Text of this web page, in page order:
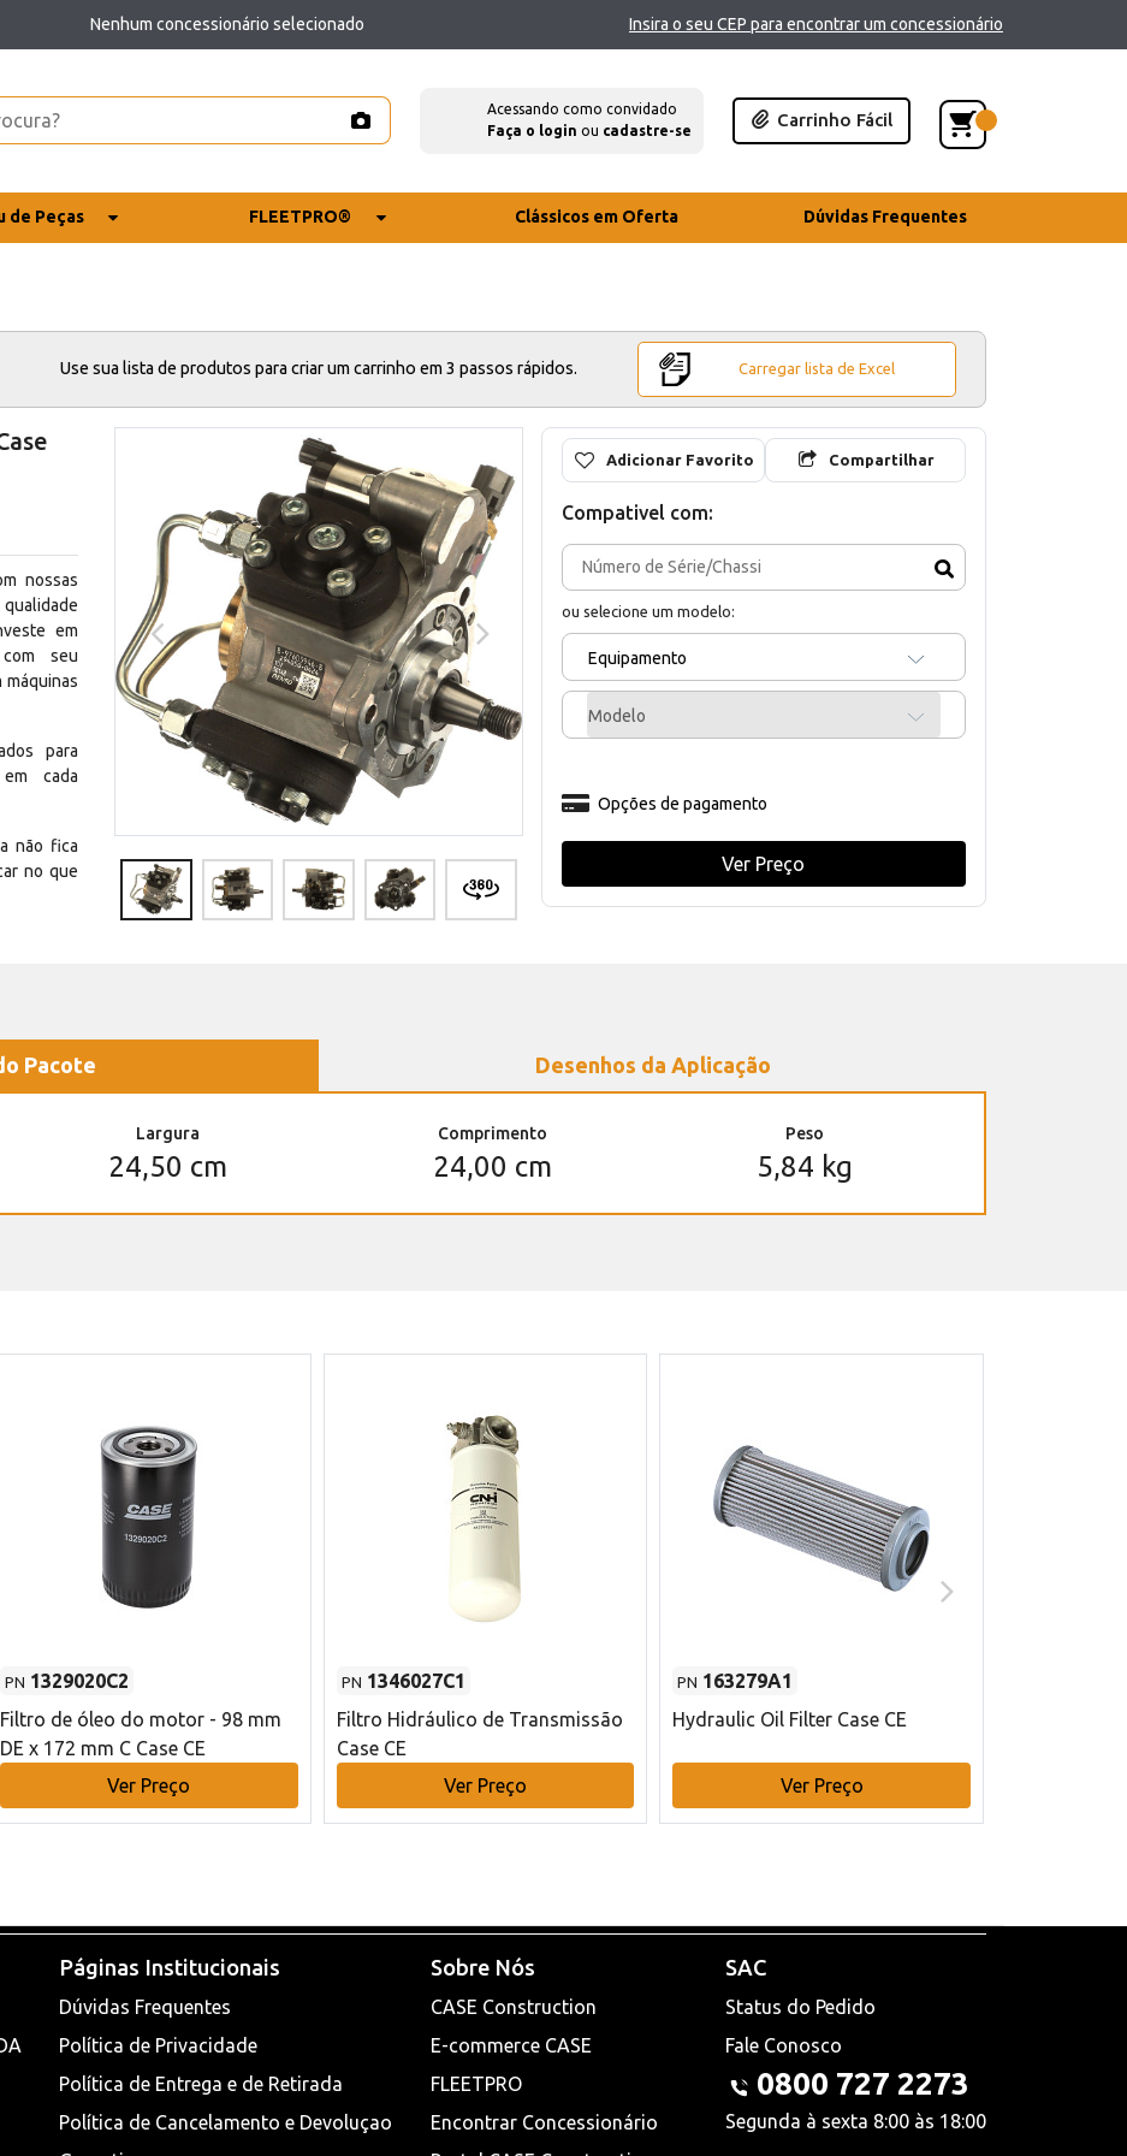
Nenhum concessionário selecionado Insira o seu CEP para encontrar um concessionário
Acessando como convidado
Faça o login ou cadastre-se
Carrinho Fácil
de Peças FLEETPRO® Clássicos em Oferta Dúvidas Frequentes
Use sua lista de produtos para criar um carrinho em 3 passos rápidos. Carregar lista de Excel
nossas
em
seu
para
cada
não fica
no que
Adicionar Favorito Compartilhar
Compativel com:
ou selecione um modelo:
Equipamento
Modelo
Opções de pagamento
Ver Preço
Pacote Desenhos da Aplicação
Largura
24,50 cm
Comprimento
24,00 cm
Peso
5,84 kg
PN 1329020C2
Filtro de óleo do motor - 98 mm
DE x 172 mm C Case CE
Ver Preço
PN 1346027C1
Filtro Hidráulico de Transmissão
Case CE
Ver Preço
PN 163279A1
Hydraulic Oil Filter Case CE
Ver Preço
Páginas Institucionais
Dúvidas Frequentes
Política de Privacidade
Política de Entrega e de Retirada
Política de Cancelamento e Devoluçao
Sobre Nós
CASE Construction
E-commerce CASE
FLEETPRO
Encontrar Concessionário
SAC
Status do Pedido
Fale Conosco
0800 727 2273
Segunda à sexta 8:00 às 18:00